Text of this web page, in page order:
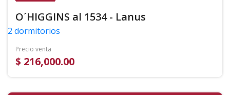
O´HIGGINS al 1534 - Lanus
2 dormitorios
Precio venta
$ 216,000.00